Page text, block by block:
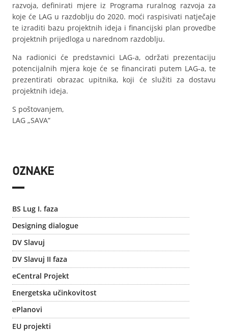
razvoja, definirati mjere iz Programa ruralnog razvoja za
koje će LAG u razdoblju do 2020. moći raspisivati natječaje
te izraditi bazu projektnih ideja i financijski plan provedbe
projektnih prijedloga u narednom razdoblju.
Na radionici će predstavnici LAG-a, održati prezentaciju
potencijalnih mjera koje će se financirati putem LAG-a, te
prezentirati obrazac upitnika, koji će služiti za dostavu
projektnih ideja.
S poštovanjem,
LAG „SAVA”
OZNAKE
BS Lug I. faza
Designing dialogue
DV Slavuj
DV Slavuj II faza
eCentral Projekt
Energetska učinkovitost
ePlanovi
EU projekti